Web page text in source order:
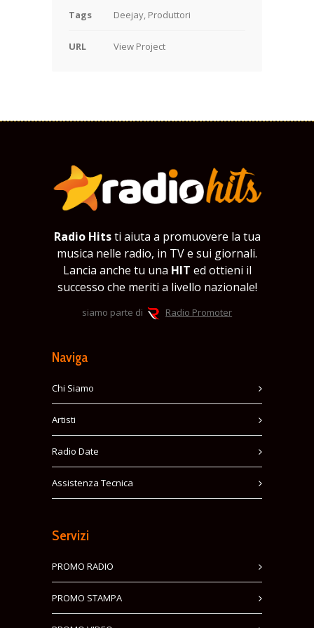
Tags Deejay, Produttori
URL View Project
Radio Hitsti aiuta a promuovere la tua
musica nelle radio, in TV e sui giornali.
Lancia anche tu una HIT ed ottieni il
successo che meriti a livello nazionale!
siamo parte di Radio Promoter
Naviga
Chi Siamo
Artisti
Radio Date
Assistenza Tecnica
Servizi
PROMO RADIO
PROMO STAMPA